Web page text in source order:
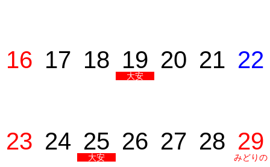
16 17 18 19
大安
20 21 22
23 24 25
大安
26 27 28 29
みどりの